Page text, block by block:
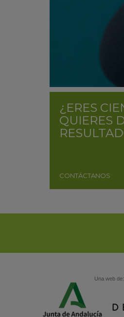
¿ERES
QUIERES
CONTÁCTANOS
Una web de: